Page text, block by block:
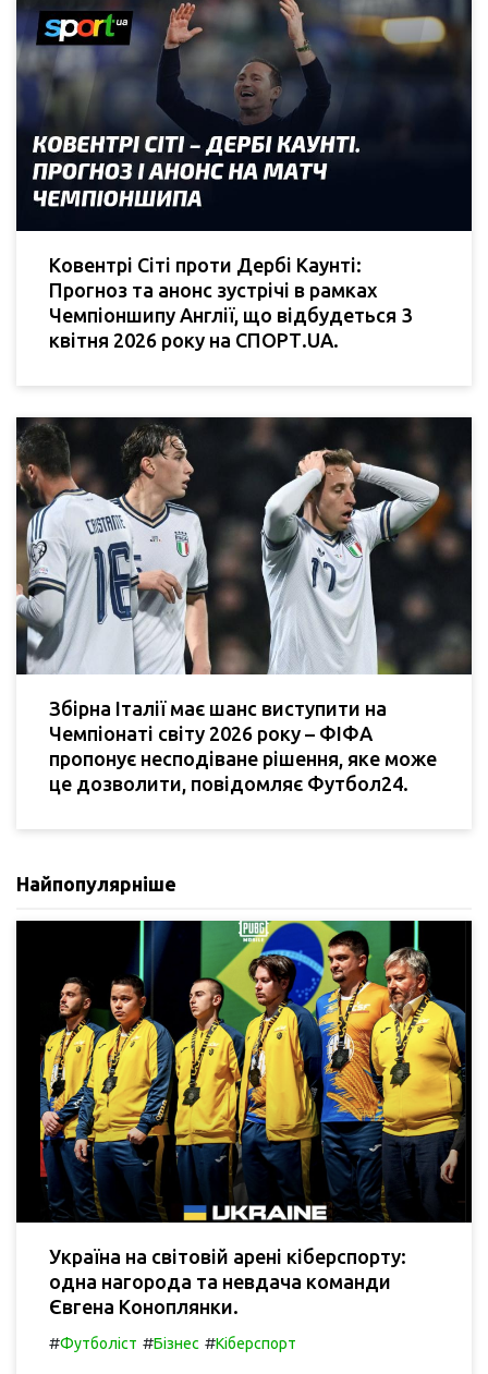
Ковентрі Сіті проти Дербі Каунті:
Прогноз та анонс зустрічі в рамках
Чемпіоншипу Англії, що відбудеться 3
квітня 2026 року на СПОРТ.UA.
Збірна Італії має шанс виступити на
Чемпіонаті світу 2026 року – ФІФА
пропонує несподіване рішення, яке може
це дозволити, повідомляє Футбол24.
Найпопулярніше
Україна на світовій арені кіберспорту:
одна нагорода та невдача команди
Євгена Коноплянки.
#Футболіст #Бізнес #Кіберспорт